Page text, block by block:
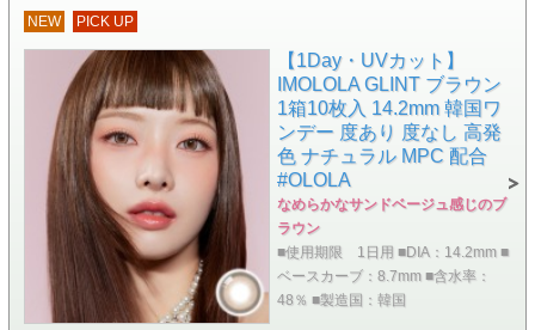
NEW PICK UP
【1Day・UVカット】
IMOLOLA GLINT ブラウン
1箱10枚入 14.2mm 韓国ワ
ンデー 度あり 度なし 高発
色 ナチュラル MPC 配合
#OLOLA
なめらかなサンドベージュ感じのブ
ラウン
■使用期限 1日用 ■DIA：14.2mm ■
ベースカーブ：8.7mm ■含水率：
48％ ■製造国：韓国